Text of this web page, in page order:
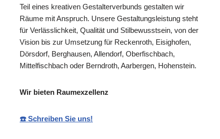
Teil eines kreativen Gestalterverbunds gestalten wir
Räume mit Anspruch. Unsere Gestaltungsleistung steht
für Verlässlichkeit, Qualität und Stilbewusstsein, von der
Vision bis zur Umsetzung für Reckenroth, Eisighofen,
Dörsdorf, Berghausen, Allendorf, Oberfischbach,
Mittelfischbach oder Berndroth, Aarbergen, Hohenstein.
Wir bieten Raumexzellenz
☎️ Schreiben Sie uns!